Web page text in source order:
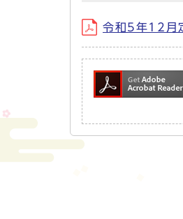
令和5年12月